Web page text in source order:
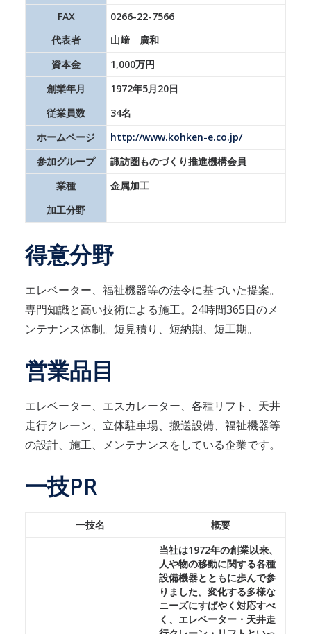
FAX
0266-22-7566
代表者
山﨑 廣和
資本金
1,000万円
創業年月
1972年5月20日
従業員数
34名
ホームページ
http://www.kohken-e.co.jp/
参加グループ
諏訪圏ものづくり推進機構会員
業種
金属加工
加工分野
得意分野
エレベーター、福祉機器等の法令に基づいた提案。
専門知識と高い技術による施工。24時間365日のメ
ンテナンス体制。短見積り、短納期、短工期。
営業品目
エレベーター、エスカレーター、各種リフト、天井
走行クレーン、立体駐車場、搬送設備、福祉機器等
の設計、施工、メンテナンスをしている企業です。
一技PR
一技名 概要
当社は1972年の創業以来、
人や物の移動に関する各種
設備機器とともに歩んで参
りました。変化する多様な
ニーズにすばやく対応すべ
く、エレベーター・天井走